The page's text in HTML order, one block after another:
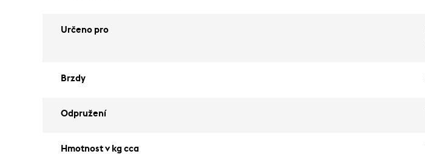
Určeno pro
Brzdy
Odpružení
Hmotnost v kg cca